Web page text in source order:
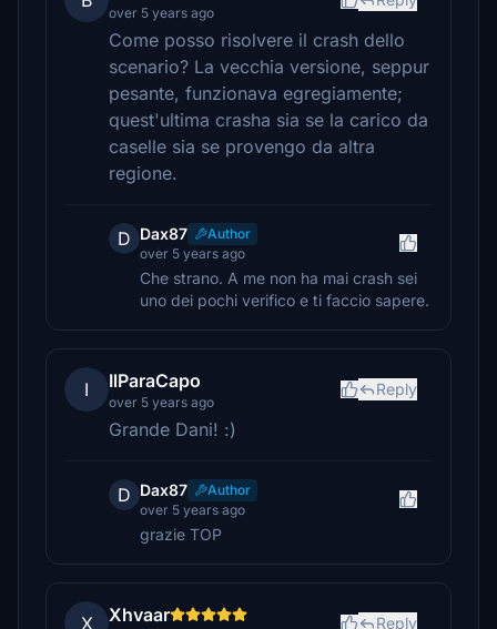
over 5 years ago
Come posso risolvere il crash dello
scenario? La vecchia versione, seppur
pesante, funzionava egregiamente;
quest'ultima crasha sia se la carico da
caselle sia se provengo da altra
regione.
D Dax87
Author
over 5 years ago
Che strano. A me non ha mai crash sei
uno dei pochi verifico e ti faccio sapere.
I IlParaCapo
over 5 years ago
Reply
Grande Dani! :)
D Dax87
Author
over 5 years ago
grazie TOP
X Xhvaar Reply